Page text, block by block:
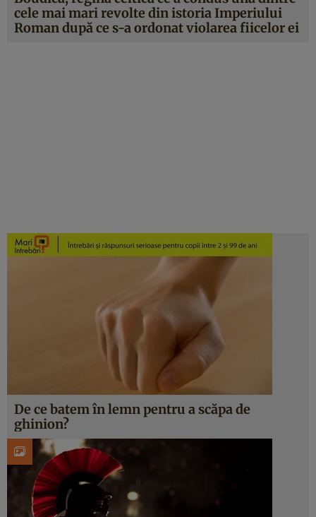
cele mai mari revolte din istoria Imperiului
Roman după ce s-a ordonat violarea fiicelor ei
De ce batem în lemn pentru a scăpa de
ghinion?